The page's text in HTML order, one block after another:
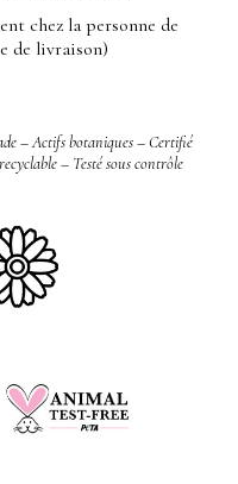
chez la personne de
de livraison)
– Actifs botaniques –Certifié
– Testé sous contrôle